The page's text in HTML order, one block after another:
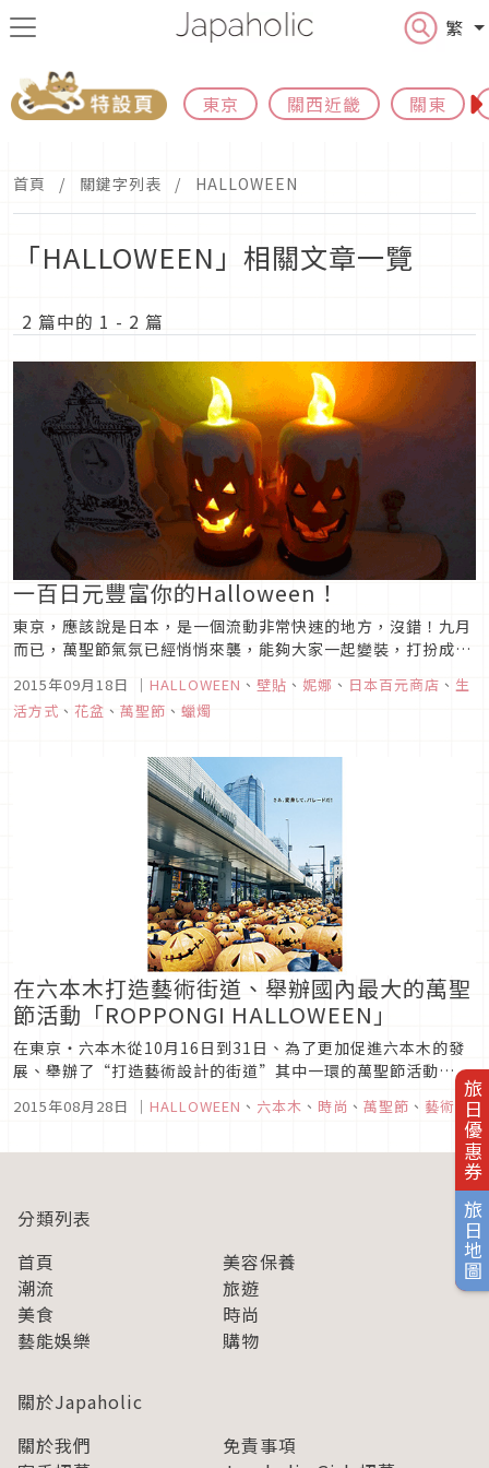
繁
東京 關西近畿 關東
旅日優惠券
旅日地圖
首頁 關鍵字列表 HALLOWEEN
「HALLOWEEN」相關文章一覽
2 篇中的 1 - 2 篇
一百日元豐富你的Halloween！
東京，應該說是日本，是一個流動非常快速的地方，沒錯！九月
而已，萬聖節氣氛已經悄悄來襲，能夠大家一起變裝，打扮成自
己喜歡的人物，或是裝飾家中，讓家人朋友同歡，但是…每年的
裝飾費可是一筆不小的支出！這時候，千萬不要錯過平民的好朋
友！百元商店！（台灣就是39元商店囉）日本人都怎麼裝飾？百
2015年09月18日 ｜ HALLOWEEN 、 壁貼 、 妮娜 、 日本百元商店 、 生
活方式 、 花盆 、 萬聖節 、 蠟燭
在六本木打造藝術街道、舉辦國內最大的萬聖
節活動「ROPPONGI HALLOWEEN」
在東京・六本木從10月16日到31日、為了更加促進六本木的發
展、舉辦了“打造藝術設計的街道”其中一環的萬聖節活動
(rokuharo)”的這活動、從去年開始、是由六本木商店街振興
公會和と港區所一起共同策劃、以六本木商店街店舗為中心、為
2015年08月28日 ｜ HALLOWEEN 、 六本木 、 時尚 、 萬聖節 、 藝術
分類列表
首頁
美容保養
潮流
旅遊
美食
時尚
藝能娛樂
購物
關於Japaholic
關於我們
免責事項